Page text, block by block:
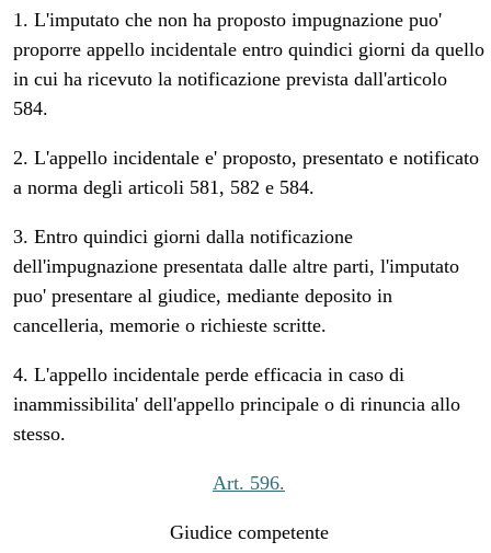
1. L'imputato che non ha proposto impugnazione puo'
proporre appello incidentale entro quindici giorni da quello
in cui ha ricevuto la notificazione prevista dall'articolo
584.
2. L'appello incidentale e' proposto, presentato e notificato
a norma degli articoli 581, 582 e 584.
3. Entro quindici giorni dalla notificazione
dell'impugnazione presentata dalle altre parti, l'imputato
puo' presentare al giudice, mediante deposito in
cancelleria, memorie o richieste scritte.
4. L'appello incidentale perde efficacia in caso di
inammissibilita' dell'appello principale o di rinuncia allo
stesso.
Art. 596.
Giudice competente